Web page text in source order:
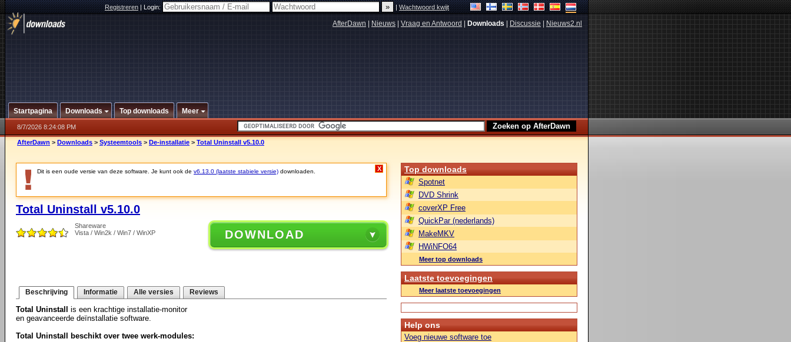
Registreren|Login: |Wachtwoord kwijt
AfterDawn Nieuws Vraag en Antwoord Downloads Discussie Nieuws2.nl
Startpagina Downloads Top downloads Meer
8/7/2026 8:24:08 PM
AfterDawn > Downloads > Systeemtools > De-installatie > Total Uninstall v5.10.0
Dit is een oude versie van deze software. Je kunt ook de v6.13.0 (laatste stabiele versie) downloaden. X
Total Uninstall v5.10.0
Shareware
Vista / Win2k / Win7 / WinXP
DOWNLOAD
Beschrijving Informatie Alle versies Reviews
Total Uninstall
is een krachtige installatie-monitor
en geavanceerde deïnstallatie software.
Total Uninstall beschikt over twee werk-modules:
Top downloads
Spotnet
DVD Shrink
coverXP Free
QuickPar (nederlands)
MakeMKV
HWiNFO64
Meer top downloads
Laatste toevoegingen
Meer laatste toevoegingen
Help ons
Voeg nieuwe software toe